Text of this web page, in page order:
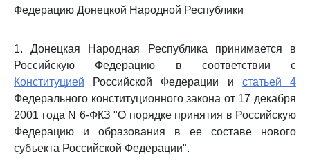
Федерацию Донецкой Народной Республики
1. Донецкая Народная Республика принимается в
Российскую Федерацию в соответствии с
Конституцией Российской Федерации и статьей 4
Федерального конституционного закона от 17 декабря
2001 года N 6-ФКЗ "О порядке принятия в Российскую
Федерацию и образования в ее составе нового
субъекта Российской Федерации".